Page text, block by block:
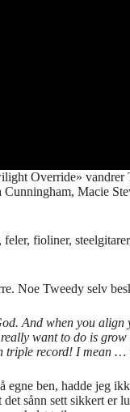
Override»
Macie
fioliner,
Noe Tweedy selv
And when you
want to do is
triple record! I mean
egne ben, hadde
sånn sett sikkert